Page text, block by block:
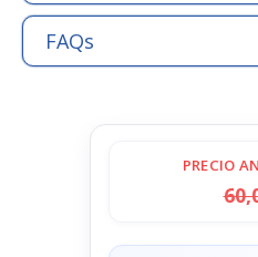
FAQs
PRECIO